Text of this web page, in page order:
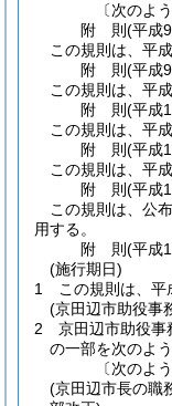
〔次のよ
附 則(平成
この規則は、平
附 則(平成
この規則は、平
附 則(平成
この規則は、平
附 則(平成
この規則は、平
附 則(平成
この規則は、公
用する。
附 則(平成
(施行期日)
1
この規則は、平
(京田辺市助役事
2
京田辺市助役事
の一部を次のよ
〔次のよ
(京田辺市長の職